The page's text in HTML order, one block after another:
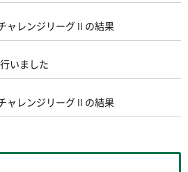
ャレンジリーグⅡの結果
いました
ャレンジリーグⅡの結果